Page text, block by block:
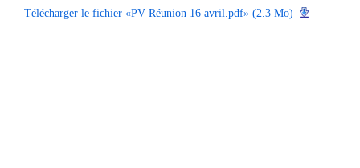
Télécharger le fichier «PV Réunion 16 avril.pdf» (2.3 Mo)